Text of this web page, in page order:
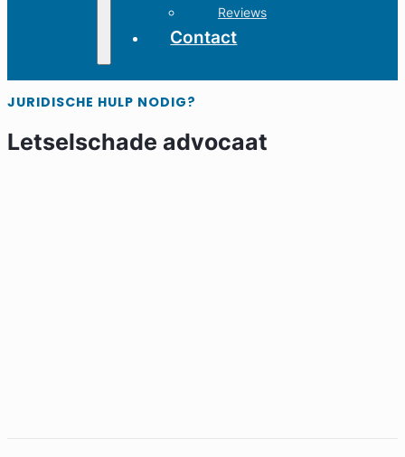
Reviews
Contact
JURIDISCHE HULP NODIG?
Letselschade advocaat